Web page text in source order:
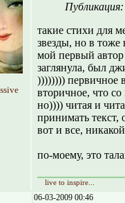
такие стихи для
звезды, но в
мой первый автор
заглянула, был
)))))))) первичное
вторичное, что
но)))) читая и
принимать текст,
вот и все,
по-моему, это
live to inspire...
06-03-2009 00:46